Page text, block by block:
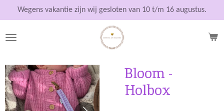
direct
naar
Wegens vakantie zijn wij gesloten van 10 t/m 16 augustus.
Bloom -
Holbox